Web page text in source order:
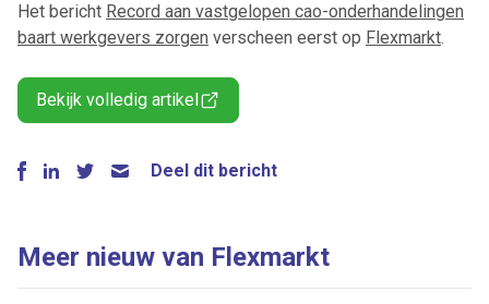
Het bericht Record aan vastgelopen cao-onderhandelingen
baart werkgevers zorgen verscheen eerst op Flexmarkt.
Bekijk volledig artikel
Deel dit bericht
Meer nieuw van Flexmarkt